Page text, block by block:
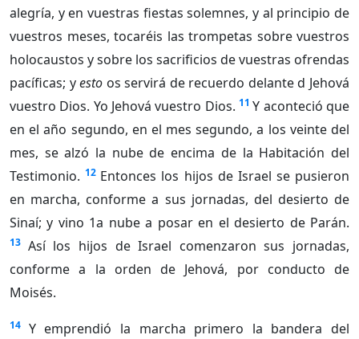
alegría, y en vuestras fiestas solemnes, y al principio de
vuestros meses, tocaréis las trompetas sobre vuestros
holocaustos y sobre los sacrificios de vuestras ofrendas
pacíficas; yesto os servirá de recuerdo delante d Jehová
vuestro Dios. Yo Jehová vuestro Dios. 11 Y aconteció que
en el año segundo, en el mes segundo, a los veinte del
mes, se alzó la nube de encima de la Habitación del
Testimonio. 12 Entonces los hijos de Israel se pusieron
en marcha, conforme a sus jornadas, del desierto de
Sinaí; y vino 1a nube a posar en el desierto de Parán.
13 Así los hijos de Israel comenzaron sus jornadas,
conforme a la orden de Jehová, por conducto de
Moisés.
14 Y emprendió la marcha primero la bandera del